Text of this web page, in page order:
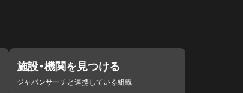
施設・機関を見つける
ジャパンサーチと連携している組織